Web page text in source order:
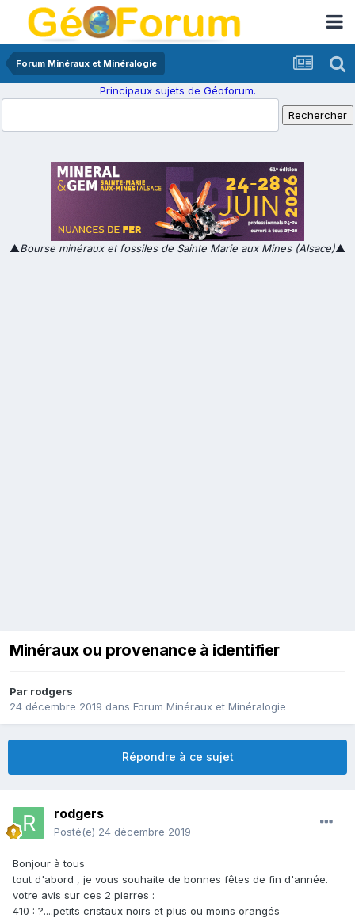
Forum Minéraux et Minéralogie
Principaux sujets de Géoforum.
▲Bourse minéraux et fossiles de Sainte Marie aux Mines (Alsace)▲
Minéraux ou provenance à identifier
Par rodgers
24 décembre 2019 dans Forum Minéraux et Minéralogie
Répondre à ce sujet
rodgers
Posté(e) 24 décembre 2019
Bonjour à tous
tout d'abord , je vous souhaite de bonnes fêtes de fin d'année.
votre avis sur ces 2 pierres :
410 : ?....petits cristaux noirs et plus ou moins orangés